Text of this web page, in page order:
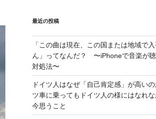
最近の投稿
「この曲は現在、この国または地域で
ん」ってなんだ？ 〜iPhoneで音楽が
対処法〜
ドイツ人はなぜ「自己肯定感」が高い
ツ車に乗ってもドイツ人の様にはなれ
今思うこと